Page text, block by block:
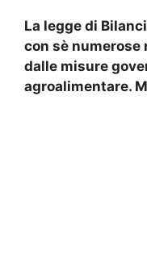
La legge di
con sè
dalle misure
agroalimentare.